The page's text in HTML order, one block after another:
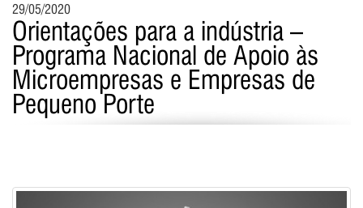
29/05/2020
Orientações para a indústria –
Programa Nacional de Apoio às
Microempresas e Empresas de
Pequeno Porte